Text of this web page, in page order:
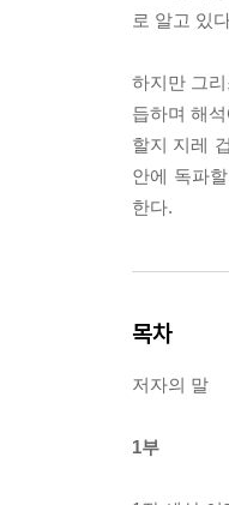
로 알고 있
하지만 그
듭하며 해
할지 지레
안에 독파
한다.
목차
저자의 말
1부